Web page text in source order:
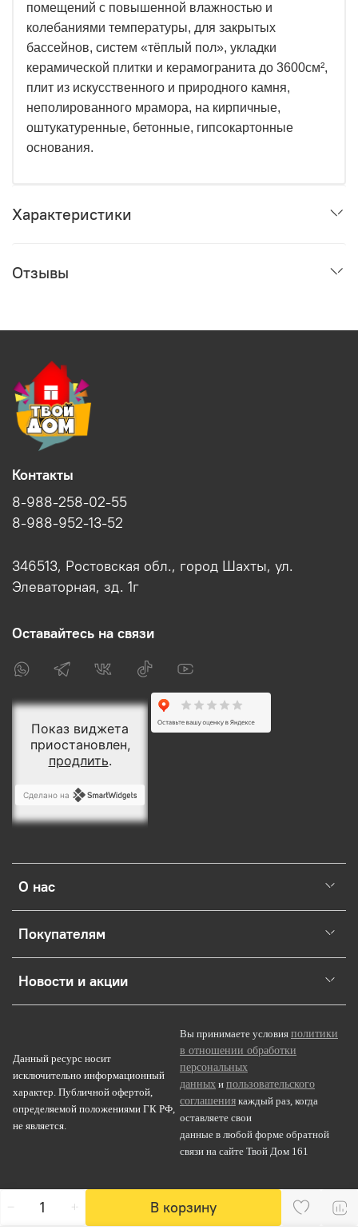
В корзину
помещений с повышенной влажностью и
колебаниями температуры, для закрытых
бассейнов, систем «тёплый пол», укладки
керамической плитки и керамогранита до 3600см²,
плит из искусственного и природного камня,
неполированного мрамора, на кирпичные,
оштукатуренные, бетонные, гипсокартонные
основания.
Характеристики
Отзывы
О нас
Покупателям
Новости и акции
Контакты
8-988-258-02-55
8-988-952-13-52
346513, Ростовская обл., город Шахты, ул.
Элеваторная, зд. 1г
Оставайтесь на связи
Данный ресурс носит
исключительно информационный
характер. Публичной офертой,
определяемой положениями ГК РФ,
не является.
Вы принимаете условия политики
в отношении обработки
персональных
данных и пользовательского
соглашения каждый раз, когда
оставляете свои
данные в любой форме обратной
связи на сайте Твой Дом 161